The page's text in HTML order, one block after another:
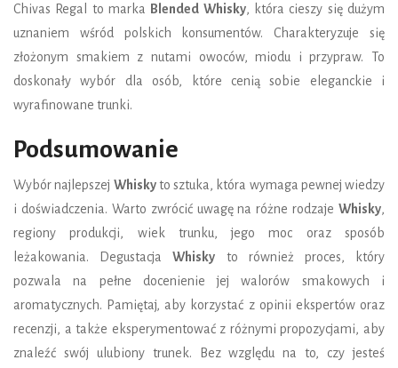
Chivas Regal to marka Blended Whisky, która cieszy się dużym
uznaniem wśród polskich konsumentów. Charakteryzuje się
złożonym smakiem z nutami owoców, miodu i przypraw. To
doskonały wybór dla osób, które cenią sobie eleganckie i
wyrafinowane trunki.
Podsumowanie
Wybór najlepszej Whiskyto sztuka, która wymaga pewnej wiedzy
i doświadczenia. Warto zwrócić uwagę na różne rodzaje Whisky,
regiony produkcji, wiek trunku, jego moc oraz sposób
leżakowania. DegustacjaWhisky to również proces, który
pozwala na pełne docenienie jej walorów smakowych i
aromatycznych. Pamiętaj, aby korzystać z opinii ekspertów oraz
recenzji, a także eksperymentować z różnymi propozycjami, aby
znaleźć swój ulubiony trunek. Bez względu na to, czy jesteś